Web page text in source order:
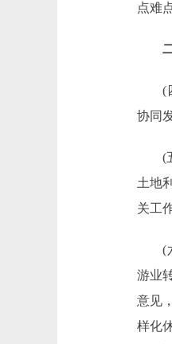
点难
(四)
协同
(五)
土地
关工
(六)
游业
意见
样化